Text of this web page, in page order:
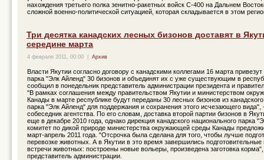
нахождения третьего полка зенитно-ракетных войск С-400 на Дальнем
сложной военно-политической ситуацией, которая складывается в этом
Три десятка канадских лесных бизонов доставят в
середине марта
4 февраля 2011, 00:00 Архив
Власти Якутии согласно договору с канадскими коллегами 16 марта привезут
парка "Элк Айленд" 30 бизонов и объединят их с уже существующим в
сообщил в понедельник представитель администрации президента и
"В рамках соглашения между правительством Якутии и министерством
Канады в марте республике будут переданы 30 лесных бизонов из
парка "Элк Айленд" для поддержания и сохранения этого исчезающего вида",
собеседник агентства. По его словам, доставка второй партии бизонов в
еще в декабре 2010 года, однако дирекция канадского национального парка
комитет по дикой природе министерства окружающей среды Канады
март-апрель 2011 года. "Отсрочка была сделана для того, чтобы лучше
перевозке животных. А в Якутии в это время завершились
встречи животных: построены новые вольеры, произведена заготовка корма",
представитель администрации.